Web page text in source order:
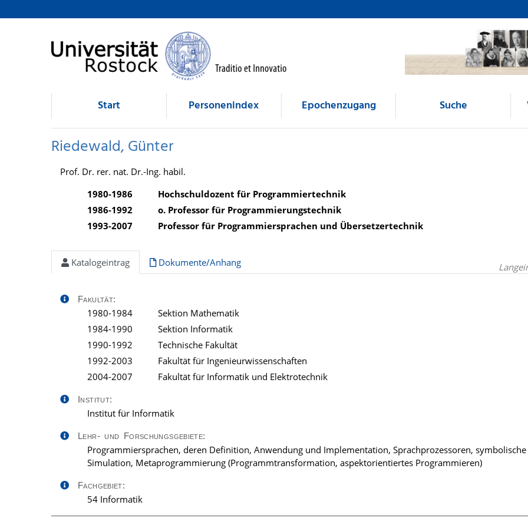
Riedewald, Günter
direkt zum Inhalt
Start Personenindex Epochenzugang Suche
Riedewald, Günter
Prof. Dr. rer. nat. Dr.-Ing. habil.
1980-1986
Hochschuldozent für Programmiertechnik
1986-1992
o. Professor für Programmierungstechnik
1993-2007
Professor für Programmiersprachen und Übersetzertechnik
Katalogeintrag Dokumente/Anhang
Fakultät:
1980-1984
Sektion Mathematik
1984-1990
Sektion Informatik
1990-1992
Technische Fakultät
1992-2003
Fakultät für Ingenieurwissenschaften
2004-2007
Fakultät für Informatik und Elektrotechnik
Institut:
Institut für Informatik
Lehr- und Forschungsgebiete:
Programmiersprachen, deren Definition, Anwendung und Implementation, Sprachprozessoren, symbolische
Simulation, Metaprogrammierung (Programmtransformation, aspektorientiertes Programmieren)
Fachgebiet:
54 Informatik